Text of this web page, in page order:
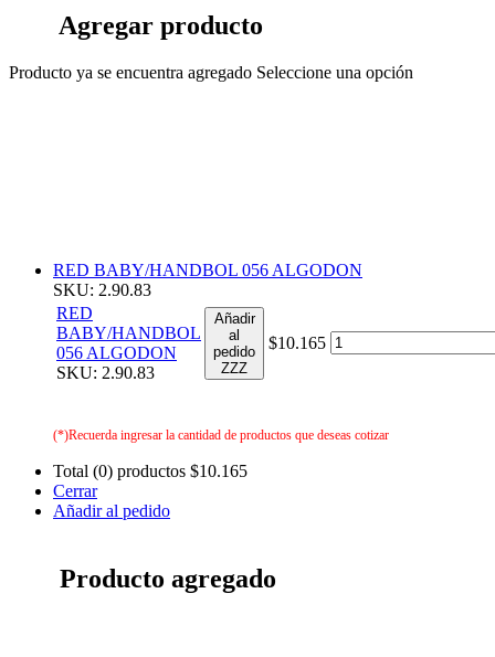
Agregar producto
Producto ya se encuentra agregado Seleccione una opción
RED BABY/HANDBOL 056 ALGODON
SKU: 2.90.83
RED
BABY/HANDBOL
056 ALGODON
SKU: 2.90.83
Añadir
al
pedido
ZZZ
$10.165
(*)Recuerda ingresar la cantidad de productos que deseas cotizar
Total (0) productos $10.165
Cerrar
Añadir al pedido
Producto agregado